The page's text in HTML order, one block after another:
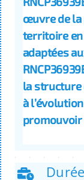
œuvre de
territoire en
adaptées
la structure
à
promouvoir